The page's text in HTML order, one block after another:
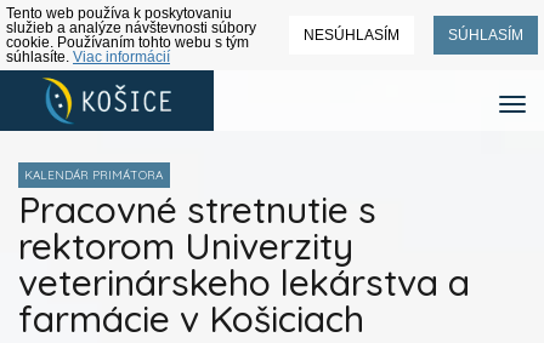
Tento web používa k poskytovaniu
služieb a analýze návštevnosti súbory
cookie. Používaním tohto webu s tým
súhlasíte. Viac informácií
NESÚHLASÍM SÚHLASÍM
KALENDÁR PRIMÁTORA
Pracovné stretnutie s
rektorom Univerzity
veterinárskeho lekárstva a
farmácie v Košiciach